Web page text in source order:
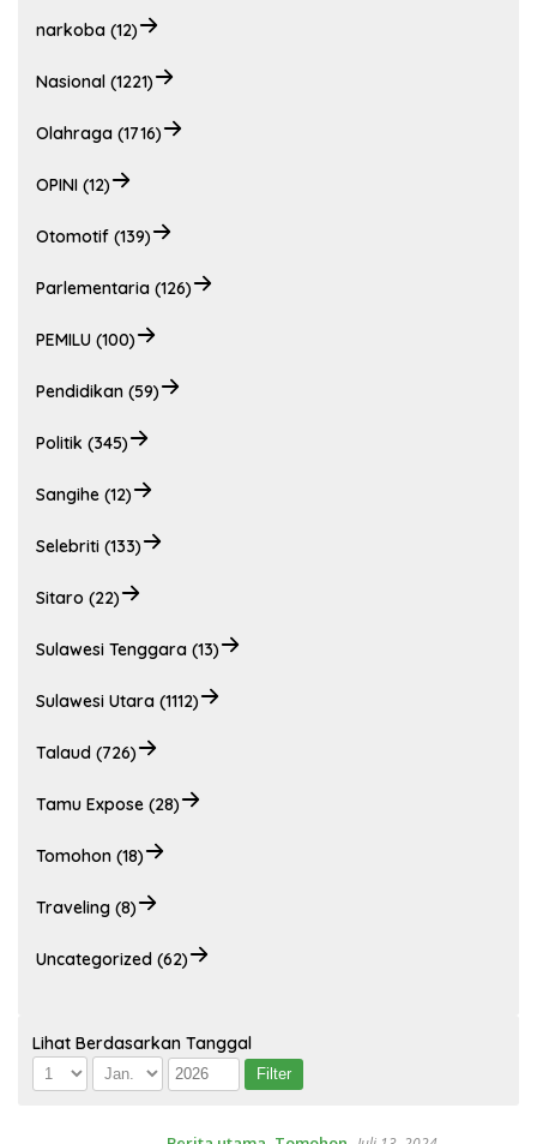
narkoba (12)
Nasional (1221)
Olahraga (1716)
OPINI (12)
Otomotif (139)
Parlementaria (126)
PEMILU (100)
Pendidikan (59)
Politik (345)
Sangihe (12)
Selebriti (133)
Sitaro (22)
Sulawesi Tenggara (13)
Sulawesi Utara (1112)
Talaud (726)
Tamu Expose (28)
Tomohon (18)
Traveling (8)
Uncategorized (62)
Lihat Berdasarkan Tanggal